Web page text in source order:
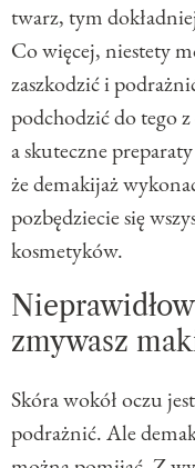
twarz, tym
Co więcej, niestety
zaszkodzić i
podchodzić do tego z
a skuteczne
że demakijaż
pozbędziecie się
kosmetyków.
zmywasz
Skóra wokół oczu
podrażnić. Ale